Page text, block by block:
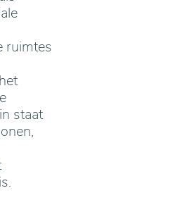
ruimtes
staat